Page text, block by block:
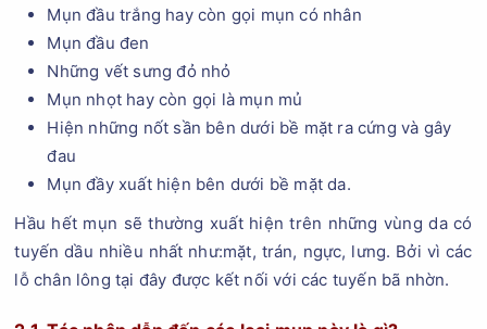
Mụn đầu trắng hay còn gọi mụn có nhân
Mụn đầu đen
Những vết sưng đỏ nhỏ
Mụn nhọt hay còn gọi là mụn mủ
Hiện những nốt sần bên dưới bề mặt ra cứng và gây
đau
Mụn đầy xuất hiện bên dưới bề mặt da.
Hầu hết mụn sẽ thường xuất hiện trên những vùng da có
tuyến dầu nhiều nhất như:mặt, trán, ngực, lưng. Bởi vì các
lỗ chân lông tại đây được kết nối với các tuyến bã nhờn.